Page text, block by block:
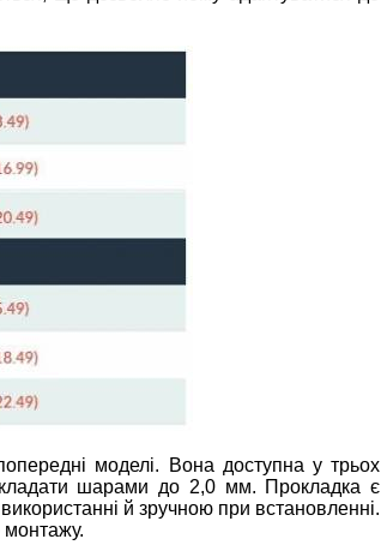
моделі. Вона доступна у трьох
шарами до 2,0 мм. Прокладка є
й зручною при встановленні.
монтажу.